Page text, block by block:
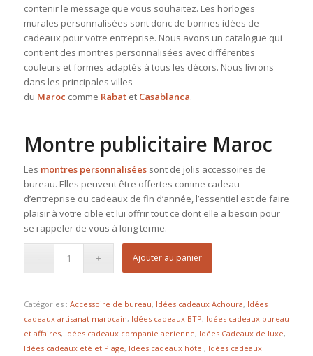
contenir le message que vous souhaitez. Les horloges
murales personnalisées sont donc de bonnes idées de
cadeaux pour votre entreprise. Nous avons un catalogue qui
contient des montres personnalisées avec différentes
couleurs et formes adaptés à tous les décors. Nous livrons
dans les principales villes
du Maroc comme Rabatet Casablanca.
Montre publicitaire Maroc
Les montres personnaliséessont de jolis accessoires de
bureau. Elles peuvent être offertes comme cadeau
d’entreprise ou cadeaux de fin d’année, l’essentiel est de faire
plaisir à votre cible et lui offrir tout ce dont elle a besoin pour
se rappeler de vous à long terme.
Ajouter au panier
Catégories : Accessoire de bureau, Idées cadeaux Achoura, Idées
cadeaux artisanat marocain, Idées cadeaux BTP, Idées cadeaux bureau
et affaires, Idées cadeaux companie aerienne, Idées Cadeaux de luxe,
Idées cadeaux été et Plage, Idées cadeaux hôtel, Idées cadeaux